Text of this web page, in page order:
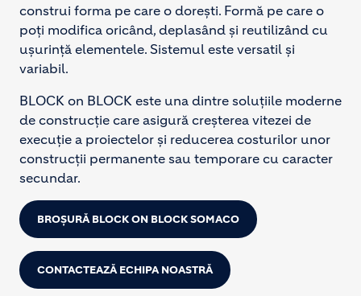
construi forma pe care o dorești. Formă pe care o
poți modifica oricând, deplasând și reutilizând cu
ușurință elementele. Sistemul este versatil și
variabil.
BLOCK on BLOCK este una dintre soluțiile moderne
de construcție care asigură creșterea vitezei de
execuție a proiectelor și reducerea costurilor unor
construcții permanente sau temporare cu caracter
secundar.
BROȘURĂ BLOCK ON BLOCK SOMACO
CONTACTEAZĂ ECHIPA NOASTRĂ